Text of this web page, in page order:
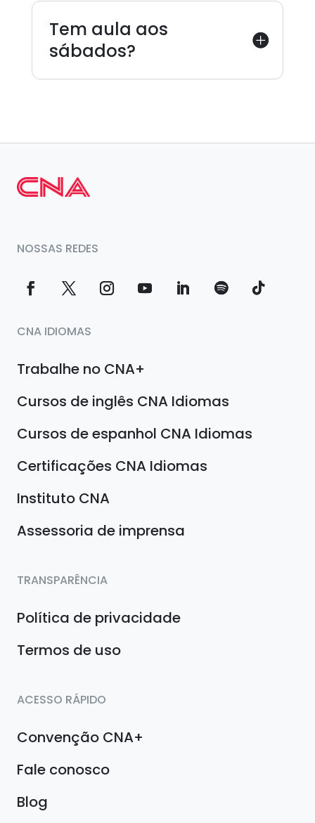
Tem aula aos
sábados?
NOSSAS REDES
CNA IDIOMAS
Trabalhe no CNA+
Cursos de inglês CNA Idiomas
Cursos de espanhol CNA Idiomas
Certificações CNA Idiomas
Instituto CNA
Assessoria de imprensa
TRANSPARÊNCIA
Política de privacidade
Termos de uso
ACESSO RÁPIDO
Convenção CNA+
Fale conosco
Blog